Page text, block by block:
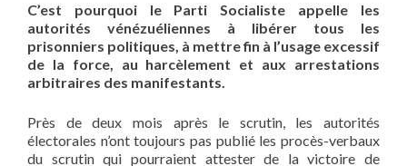
C’est pourquoi le Parti Socialiste appelle les
autorités vénézuéliennes à libérer tous les
prisonniers politiques, à mettre fin à l’usage excessif
de la force, au harcèlement et aux arrestations
arbitraires des manifestants.
Près de deux mois après le scrutin, les autorités
électorales n’ont toujours pas publié les procès-verbaux
du scrutin qui pourraient attester de la victoire de